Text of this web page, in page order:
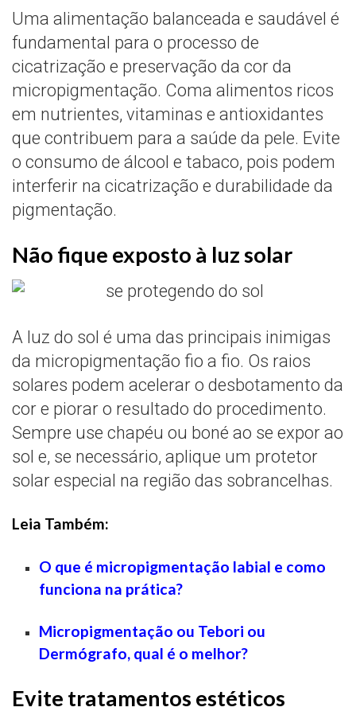
Uma alimentação balanceada e saudável é
fundamental para o processo de
cicatrização e preservação da cor da
micropigmentação. Coma alimentos ricos
em nutrientes, vitaminas e antioxidantes
que contribuem para a saúde da pele. Evite
o consumo de álcool e tabaco, pois podem
interferir na cicatrização e durabilidade da
pigmentação.
Não fique exposto à luz solar
A luz do sol é uma das principais inimigas
da micropigmentação fio a fio. Os raios
solares podem acelerar o desbotamento da
cor e piorar o resultado do procedimento.
Sempre use chapéu ou boné ao se expor ao
sol e, se necessário, aplique um protetor
solar especial na região das sobrancelhas.
Leia Também:
O que é micropigmentação labial e como
funciona na prática?
Micropigmentação ou Tebori ou
Dermógrafo, qual é o melhor?
Evite tratamentos estéticos